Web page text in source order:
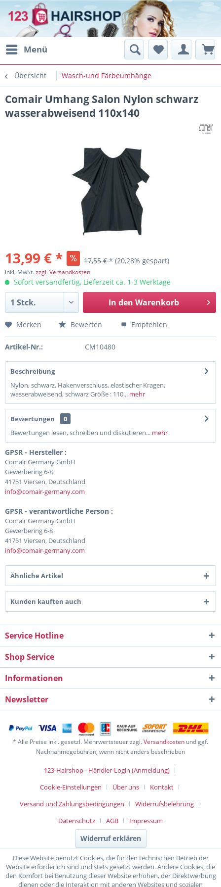
Menü
Übersicht Wasch-und Färbeumhänge
Comair Umhang Salon Nylon schwarz
wasserabweisend 110x140
13,99 € * 17,55 € * (20,28% gespart)
inkl. MwSt.zzgl. Versandkosten
Sofort versandfertig, Lieferzeit ca. 1-3 Werktage
In den Warenkorb
Merken Bewerten Empfehlen
Artikel-Nr.: CM10480
Beschreibung
Nylon, schwarz, Hakenverschluss, elastischer Kragen,
wasserabweisend, schwarz Größe : 110... mehr
Bewertungen
0
Bewertungen lesen, schreiben und diskutieren... mehr
GPSR - Hersteller :
Comair Germany GmbH
Gewerbering 6-8
41751 Viersen, Deutschland
info@comair-germany.com
GPSR - verantwortliche Person :
Comair Germany GmbH
Gewerbering 6-8
41751 Viersen, Deutschland
info@comair-germany.com
Ähnliche Artikel
Kunden kauften auch
Service Hotline
Shop Service
Informationen
Newsletter
* Alle Preise inkl. gesetzl. Mehrwertsteuer zzgl.Versandkosten und ggf.
Nachnahmegebühren, wenn nicht anders beschrieben
123-Hairshop - Händler-Login (Anmeldung)
Cookie-Einstellungen
Über uns
Kontakt
Versand und Zahlungsbedingungen
Widerrufsbelehrung
Datenschutz
AGB Impressum
Widerruf erklären
Diese Website benutzt Cookies, die für den technischen Betrieb der
Website erforderlich sind und stets gesetzt werden. Andere Cookies, die
den Komfort bei Benutzung dieser Website erhöhen, der Direktwerbung
dienen oder die Interaktion mit anderen Websites und sozialen